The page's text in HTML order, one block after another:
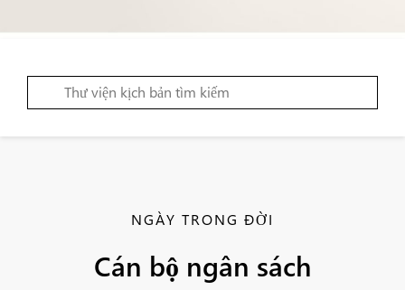
NGÀY TRONG ĐỜI
Cán bộ ngân sách